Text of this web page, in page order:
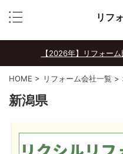
リフ
【2026年】リフォー
HOME > リフォーム会社一覧 >
新潟県